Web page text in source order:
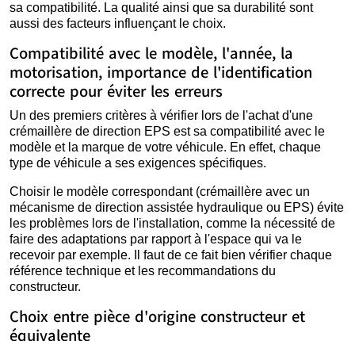
sa compatibilité. La qualité ainsi que sa durabilité sont
aussi des facteurs influençant le choix.
Compatibilité avec le modèle, l'année, la
motorisation, importance de l'identification
correcte pour éviter les erreurs
Un des premiers critères à vérifier lors de l'achat d'une
crémaillère de direction EPS est sa compatibilité avec le
modèle et la marque de votre véhicule. En effet, chaque
type de véhicule a ses exigences spécifiques.
Choisir le modèle correspondant (crémaillère avec un
mécanisme de direction assistée hydraulique ou EPS) évite
les problèmes lors de l'installation, comme la nécessité de
faire des adaptations par rapport à l'espace qui va le
recevoir par exemple. Il faut de ce fait bien vérifier chaque
référence technique et les recommandations du
constructeur.
Choix entre pièce d'origine constructeur et
équivalente